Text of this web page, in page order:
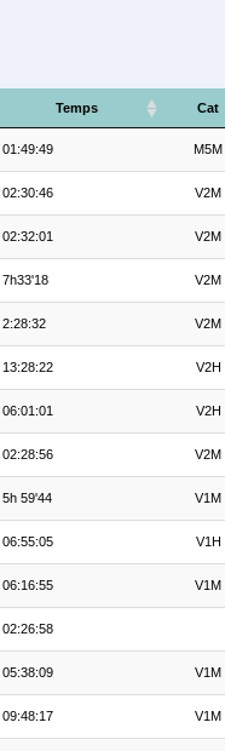
Temps Cat
01:49:49 M5M
02:30:46 V2M
02:32:01 V2M
7h33'18 V2M
2:28:32 V2M
13:28:22 V2H
06:01:01 V2H
02:28:56 V2M
5h 59'44 V1M
06:55:05 V1H
06:16:55 V1M
02:26:58
05:38:09 V1M
09:48:17 V1M